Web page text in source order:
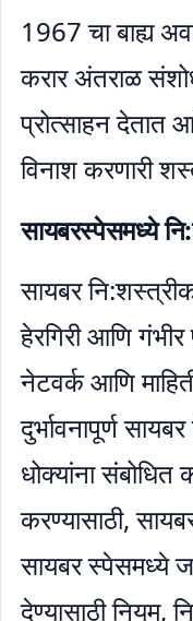
1967 चा बाह्य
करार अंतराळ
प्रोत्साहन देतात
विनाश करणारी
सायबरस्पेसमध्ये
सायबर
हेरगिरी आणि
नेटवर्क आणि
दुर्भावनापूर्ण
धोक्यांना
करण्यासाठी,
सायबर स्पेसमध्ये
देण्यासाठी नियम,